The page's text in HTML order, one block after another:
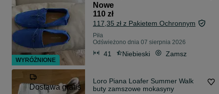
Nowe
110 zł
117,35 zł z Pakietem Ochronnym
Piła
Odświeżono dnia 07 sierpnia 2026
41 Niebieski Zamsz
Dostawa gratis
Loro Piana Loafer Summer Walk
buty zamszowe mokasyny
WYRÓŻNIONE